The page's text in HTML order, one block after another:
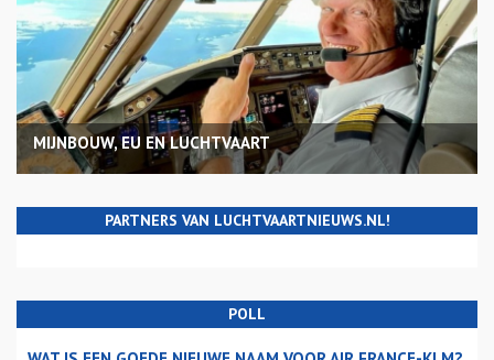
MIJNBOUW, EU EN LUCHTVAART
PARTNERS VAN LUCHTVAARTNIEUWS.NL!
POLL